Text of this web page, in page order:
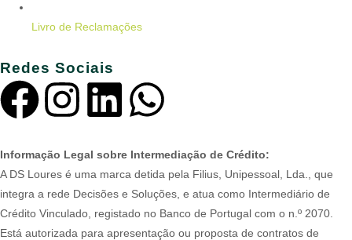
Livro de Reclamações
Redes Sociais
Informação Legal sobre Intermediação de Crédito:
A DS Loures é uma marca detida pela Filius, Unipessoal, Lda., que
integra a rede Decisões e Soluções, e atua como Intermediário de
Crédito Vinculado, registado no Banco de Portugal com o n.º 2070.
Está autorizada para apresentação ou proposta de contratos de